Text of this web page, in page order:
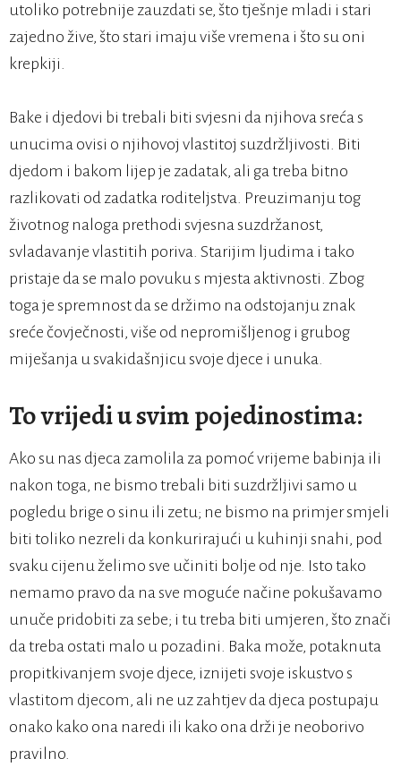
utoliko potrebnije zauzdati se, što tješnje mladi i stari
zajedno žive, što stari imaju više vremena i što su oni
krepkiji.
Bake i djedovi bi trebali biti svjesni da njihova sreća s
unucima ovisi o njihovoj vlastitoj suzdržljivosti. Biti
djedom i bakom lijep je zadatak, ali ga treba bitno
razlikovati od zadatka roditeljstva. Preuzimanju tog
životnog naloga prethodi svjesna suzdržanost,
svladavanje vlastitih poriva. Starijim ljudima i tako
pristaje da se malo povuku s mjesta aktivnosti. Zbog
toga je spremnost da se držimo na odstojanju znak
sreće čovječnosti, više od nepromišljenog i grubog
miješanja u svakidašnjicu svoje djece i unuka.
To vrijedi u svim pojedinostima:
Ako su nas djeca zamolila za pomoć vrijeme babinja ili
nakon toga, ne bismo trebali biti suzdržljivi samo u
pogledu brige o sinu ili zetu; ne bismo na primjer smjeli
biti toliko nezreli da konkurirajući u kuhinji snahi, pod
svaku cijenu želimo sve učiniti bolje od nje. Isto tako
nemamo pravo da na sve moguće načine pokušavamo
unuče pridobiti za sebe; i tu treba biti umjeren, što znači
da treba ostati malo u pozadini. Baka može, potaknuta
propitkivanjem svoje djece, iznijeti svoje iskustvo s
vlastitom djecom, ali ne uz zahtjev da djeca postupaju
onako kako ona naredi ili kako ona drži je neoborivo
pravilno.